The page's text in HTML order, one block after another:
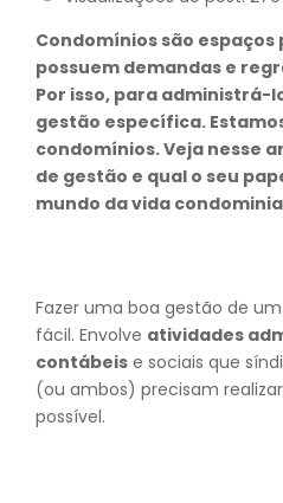
Condomínios são
possuem demandas e
Por isso, para administrá-
gestão específica.
condomínios. Veja nesse
de gestão e qual o seu
mundo da vida
Fazer uma boa gestão de
fácil. Envolve atividades
contábeis e sociais que
(ou ambos) precisam
possível.